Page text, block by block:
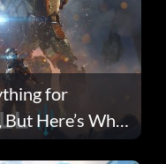
for
Here’s Why